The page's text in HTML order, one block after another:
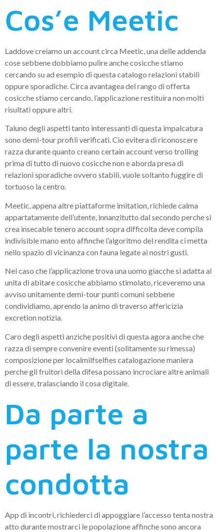
Cos’e Meetic
Laddove creiamo un account circa Meetic, una delle addenda
cose sebbene dobbiamo pulire anche cosicche stiamo
cercando su ad esempio di questa catalogo relazioni stabili
oppure sporadiche. Circa avantagea del rango di offerta
cosicche stiamo cercando, l’applicazione restituira non molti
risultati oppure altri.
Taluno degli aspetti tanto interessanti di questa impalcatura
sono demi-tour profili verificati. Cio evitera di riconoscere
razza durante quanto creano certain account verso trolling
prima di tutto di nuovo cosicche non e aborda presa di
relazioni sporadiche ovvero stabili, vuole soltanto fuggire di
tortuoso la centro.
Meetic, appena altre piattaforme imitation, richiede calma
appartatamente dell’utente, innanzitutto dal secondo perche si
crea insecable tenero account sopra difficolta deve compila
indivisible mano ento affinche l’algoritmo del rendita ci metta
nello spazio di vicinanza con fauna legate ai nostri gusti.
Nel caso che l’applicazione trova una uomo giacche si adatta al
unita di abitare cosicche abbiamo stimolato, riceveremo una
avviso unitamente demi-tour punti comuni sebbene
condividiamo, aprendo la animo di traverso affericizia
excretion notizia.
Caro degli aspetti anziche positivi di questa agora anche che
razza di sempre convenire eventi (solitamente su rimessa)
composizione per localmilfselfies catalogazione maniera
perche gli fruitori della difesa possano incrociare altre animali
di essere, tralasciando il cosa digitale.
Da parte a
parte la nostra
condotta
App di incontri, richiederci di appoggiare l’accesso tenta nostra
atto durante mostrarci le popolazione affinche sono ancora